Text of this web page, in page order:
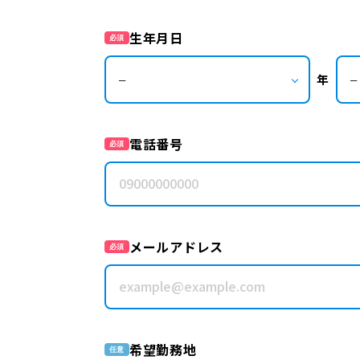
必須 生年月日
年
必須 電話番号
必須 メールアドレス
任意 希望勤務地